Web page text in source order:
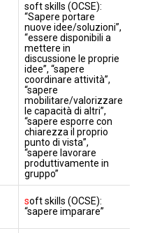
soft skills (OCSE):
“Sapere portare
nuove idee/soluzioni”,
“essere disponibili a
mettere in
discussione le proprie
idee”, “sapere
coordinare attività”,
“sapere
mobilitare/valorizzare
le capacità di altri”,
“sapere esporre con
chiarezza il proprio
punto di vista”,
“sapere lavorare
produttivamente in
gruppo”
soft skills (OCSE):
“sapere imparare”